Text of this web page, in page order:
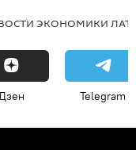
ЭКОНОМИКИ
Telegram